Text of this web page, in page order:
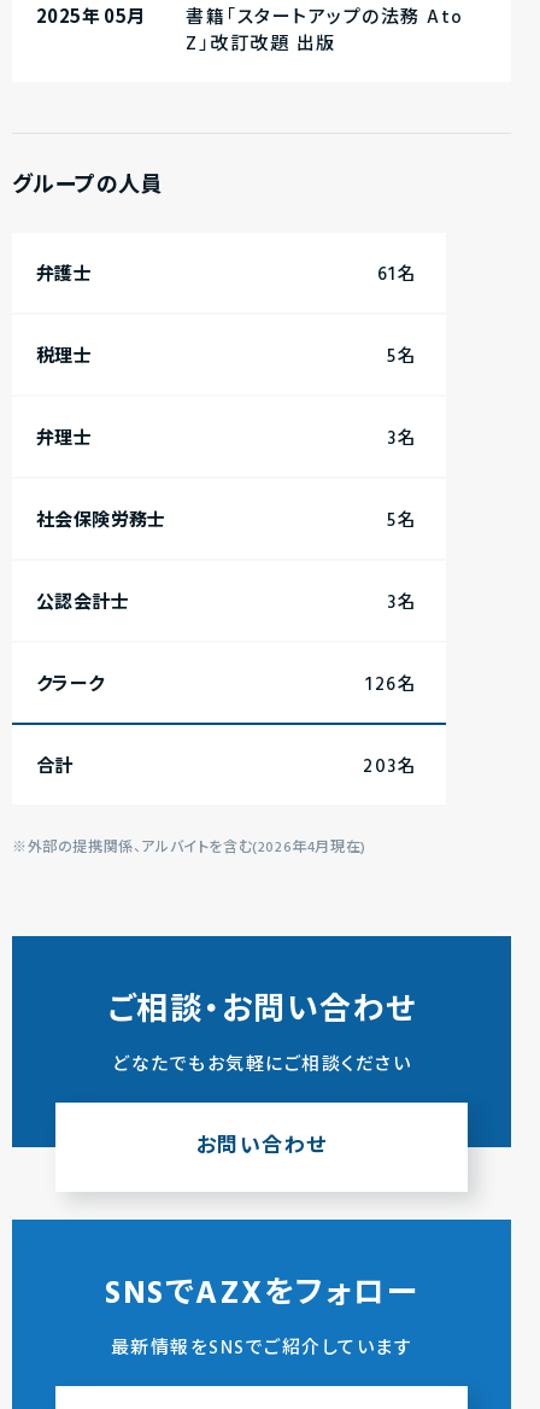
2025年 05月
書籍「スタートアップの法務 Ato
Z」改訂改題 出版
グループの人員
弁護士 61名
税理士 5名
弁理士 3名
社会保険労務士 5名
公認会計士 3名
クラーク 126名
合計 203名
※外部の提携関係、アルバイトを含む(2026年4月現在)
ご相談・お問い合わせ
どなたでもお気軽にご相談ください
お問い合わせ
SNSでAZXをフォロー
最新情報をSNSでご紹介しています